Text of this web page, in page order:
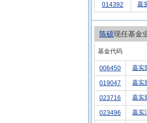
014392 嘉
陈硕现任基金
基金代码
006450 嘉实
019047 嘉实
023716 嘉实
023496 嘉实